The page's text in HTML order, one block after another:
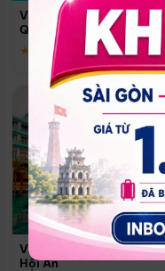
Vinpearl Resort & Spa
Quoc
★ 5.0
Vinpearl Resort & Golf
Hội An